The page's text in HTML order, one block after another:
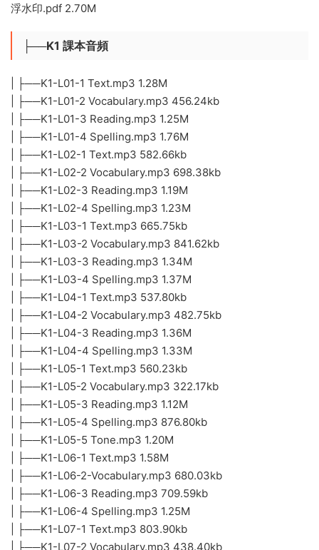
浮水印.pdf 2.70M
├──K1 課本音頻
| ├──K1-L01-1 Text.mp3 1.28M
| ├──K1-L01-2 Vocabulary.mp3 456.24kb
| ├──K1-L01-3 Reading.mp3 1.25M
| ├──K1-L01-4 Spelling.mp3 1.76M
| ├──K1-L02-1 Text.mp3 582.66kb
| ├──K1-L02-2 Vocabulary.mp3 698.38kb
| ├──K1-L02-3 Reading.mp3 1.19M
| ├──K1-L02-4 Spelling.mp3 1.23M
| ├──K1-L03-1 Text.mp3 665.75kb
| ├──K1-L03-2 Vocabulary.mp3 841.62kb
| ├──K1-L03-3 Reading.mp3 1.34M
| ├──K1-L03-4 Spelling.mp3 1.37M
| ├──K1-L04-1 Text.mp3 537.80kb
| ├──K1-L04-2 Vocabulary.mp3 482.75kb
| ├──K1-L04-3 Reading.mp3 1.36M
| ├──K1-L04-4 Spelling.mp3 1.33M
| ├──K1-L05-1 Text.mp3 560.23kb
| ├──K1-L05-2 Vocabulary.mp3 322.17kb
| ├──K1-L05-3 Reading.mp3 1.12M
| ├──K1-L05-4 Spelling.mp3 876.80kb
| ├──K1-L05-5 Tone.mp3 1.20M
| ├──K1-L06-1 Text.mp3 1.58M
| ├──K1-L06-2-Vocabulary.mp3 680.03kb
| ├──K1-L06-3 Reading.mp3 709.59kb
| ├──K1-L06-4 Spelling.mp3 1.25M
| ├──K1-L07-1 Text.mp3 803.90kb
| ├──K1-L07-2 Vocabulary.mp3 438.40kb